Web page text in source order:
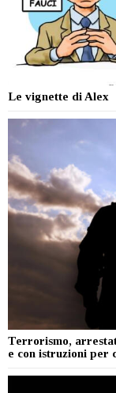
Le vignette di Alex
Terrorismo,
e con istruzioni per